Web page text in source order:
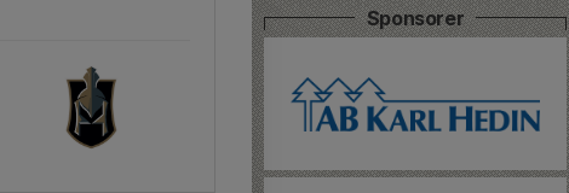
Sponsorer